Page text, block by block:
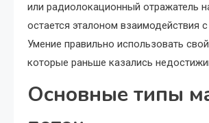
или радиолокационный отражатель
остается эталоном взаимодействия
Умение правильно использовать
которые раньше казались
Основные типы